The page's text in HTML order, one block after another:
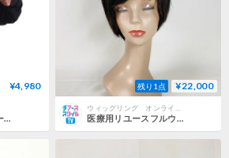
¥4,980
ジニャメ トレーナー アフリカ ガーナ シンボル アディンクラ Africa Ghana Adinkra Gye Nyame
残り1点 ¥22,000
医療用リユースフルウイッグ 0990-S-NB ショート ナチュラルブラウン レイシャス 試着可 全国対応〇